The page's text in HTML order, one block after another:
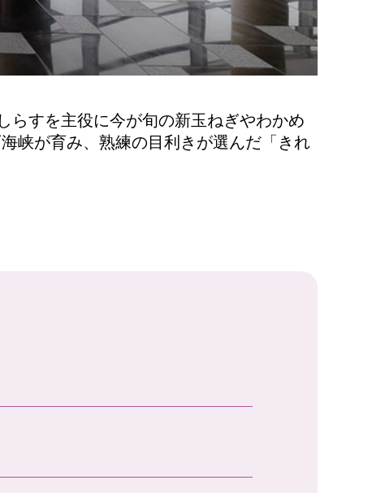
らすを主役に今が旬の新玉ねぎやわかめ
峡が育み、熟練の目利きが選んだ「きれ